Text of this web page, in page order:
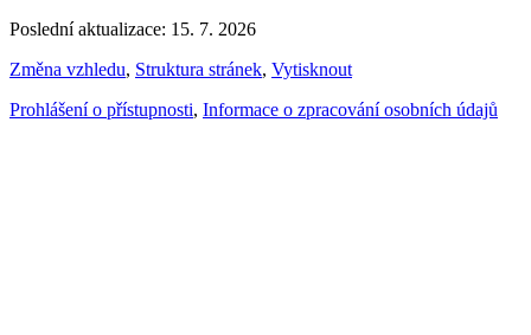
Poslední aktualizace: 15. 7. 2026
Změna vzhledu, Struktura stránek, Vytisknout
Prohlášení o přístupnosti, Informace o zpracování osobních údajů